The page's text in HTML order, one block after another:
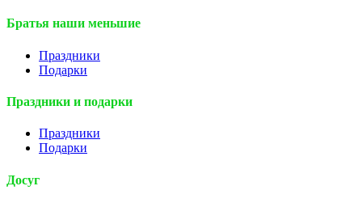
Братья наши меньшие
Праздники
Подарки
Праздники и подарки
Праздники
Подарки
Досуг